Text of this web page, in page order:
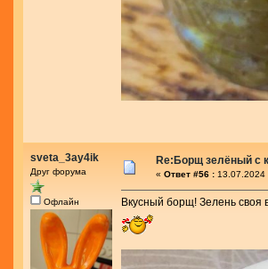
sveta_3ay4ik
Друг форума
Офлайн
Re:Борщ зелёный с
« Ответ #56 : 13.07.2024
Вкусный борщ! Зелень своя